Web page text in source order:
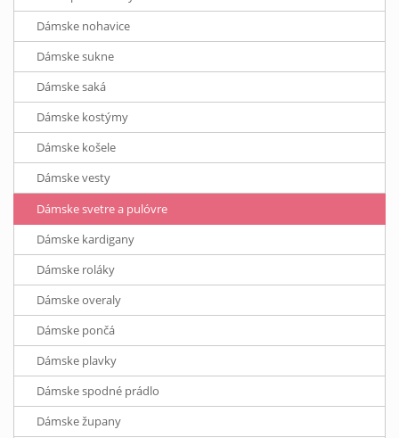
Dámske nohavice
Dámske sukne
Dámske saká
Dámske kostýmy
Dámske košele
Dámske vesty
Dámske svetre a pulóvre
Dámske kardigany
Dámske roláky
Dámske overaly
Dámske pončá
Dámske plavky
Dámske spodné prádlo
Dámske župany